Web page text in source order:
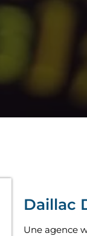
Daillac
Une agence